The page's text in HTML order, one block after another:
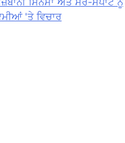
'ਤੇ ਵਿਚਾਰ